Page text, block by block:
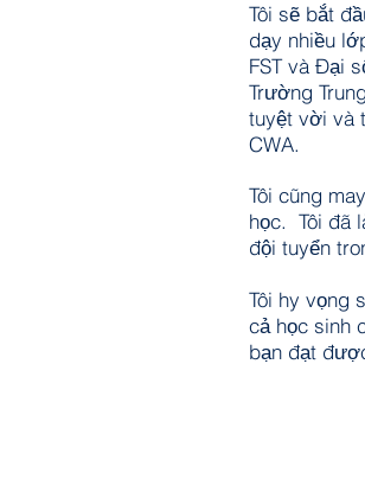
Tôi sẽ bắt
dạy nhiều
FST và Đại
Trường
tuyệt vời và
CWA.
Tôi cũng
học. Tôi đã
đội tuyển
Tôi hy vọng
cả học sinh
bạn đạt